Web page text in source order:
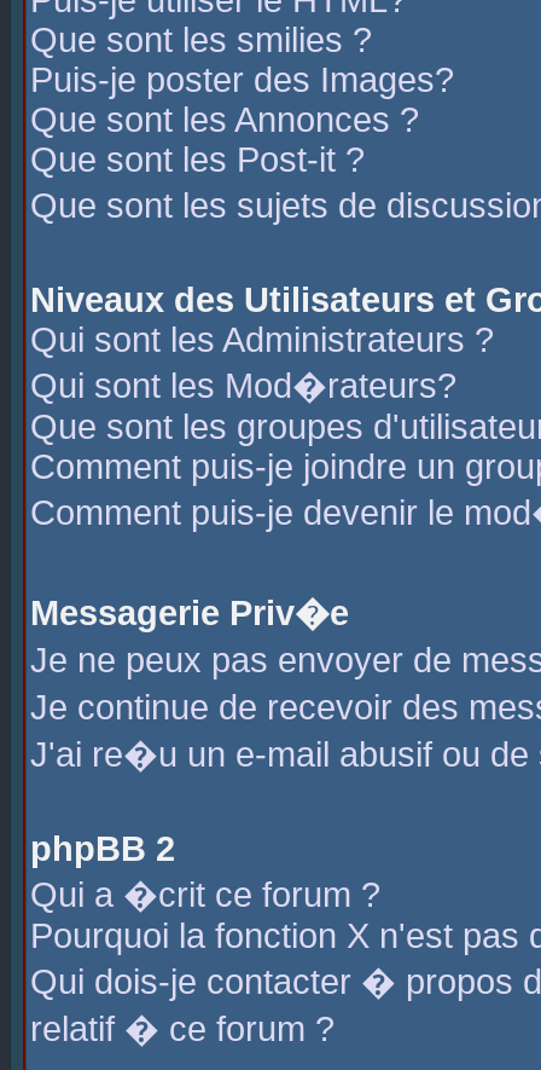
Que sont les smilies ?
Puis-je poster des Images?
Que sont les Annonces ?
Que sont les Post-it ?
Que sont les sujets de
Niveaux des Utilisateurs et
Qui sont les Administrateurs ?
Qui sont les Mod�rateurs?
Que sont les groupes
Comment puis-je joindre un
Comment puis-je devenir le
Messagerie Priv�e
Je ne peux pas envoyer de
Je continue de recevoir des
J'ai re�u un e-mail abusif ou de
phpBB 2
Qui a �crit ce forum ?
Pourquoi la fonction X n'est pas
Qui dois-je contacter � propos
relatif � ce forum ?